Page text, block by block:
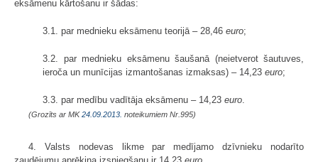
eksāmenu kārtošanu ir šādas:
3.1. par mednieku eksāmenu teorijā – 28,46 euro;
3.2. par mednieku eksāmenu šaušanā (neietverot šautuves,
ieroča un munīcijas izmantošanas izmaksas) – 14,23 euro;
3.3. par medību vadītāja eksāmenu – 14,23 euro
(Grozīts ar MK24.09.2013. noteikumiem Nr.995)
4. Valsts nodevas likme par medījamo dzīvnieku nodarīto